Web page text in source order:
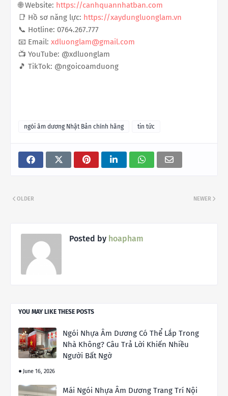
🌐 Website: https://canhquannhatban.com
📑 Hồ sơ năng lực: https://xaydungluonglam.vn
📞 Hotline: 0764.267.777
📧 Email: xdluonglam@gmail.com
📺 YouTube: @xdluonglam
🎵 TikTok: @ngoicoamduong
ngói âm dương Nhật Bản chính hãng tin tức
NEWER
OLDER
Posted by hoapham
YOU MAY LIKE THESE POSTS
Ngói Nhựa Âm Dương Có Thể Lắp Trong
Nhà Không? Câu Trả Lời Khiến Nhiều
Người Bất Ngờ
June 16, 2026
Mái Ngói Nhựa Âm Dương Trang Trí Nội